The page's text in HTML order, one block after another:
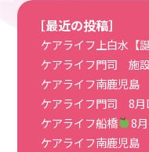
［最近の投稿］
ケアライフ上白水【
ケアライフ門司 施
ケアライフ南鹿児島
ケアライフ門司 8月
ケアライフ船橋
8
ケアライフ南鹿児島